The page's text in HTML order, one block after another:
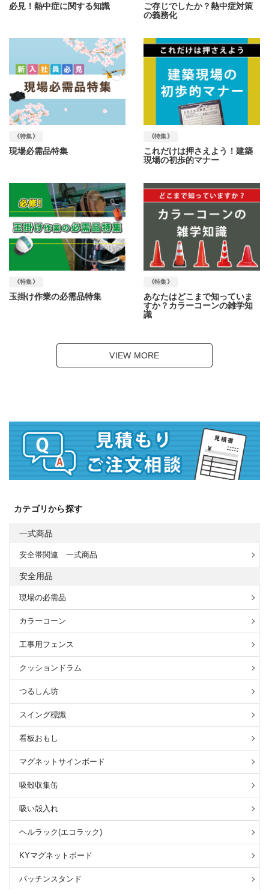
必見！熱中症に関する知識
ご存じでしたか？熱中症対策
の義務化
《特集》
現場必需品特集
《特集》
これだけは押さえよう！建築
現場の初歩的マナー
《特集》
玉掛け作業の必需品特集
《特集》
あなたはどこまで知っていま
すか？カラーコーンの雑学知
識
VIEW MORE
カテゴリから探す
一式商品
安全帯関連 一式商品
安全用品
現場の必需品
カラーコーン
工事用フェンス
クッションドラム
つるしん坊
スイング標識
看板おもし
マグネットサインボード
吸殻収集缶
吸い殻入れ
ヘルラック(エコラック)
KYマグネットボード
パッチンスタンド